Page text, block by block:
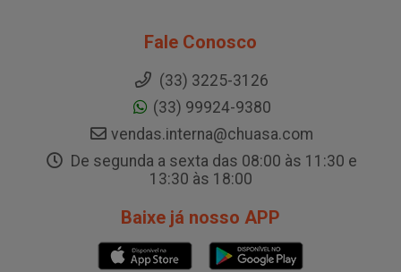
Fale Conosco
(33) 3225-3126
(33) 99924-9380
vendas.interna@chuasa.com
De segunda a sexta das 08:00 às 11:30 e
13:30 às 18:00
Baixe já nosso APP